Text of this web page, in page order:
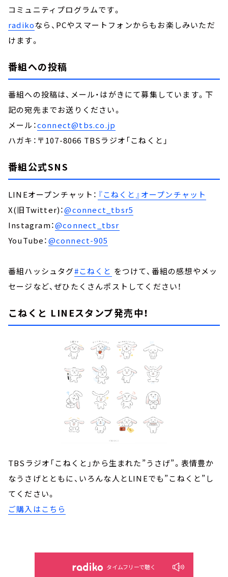
コミュニティプログラムです。
radikoなら、PCやスマートフォンからもお楽しみいただ
けます。
番組への投稿
番組への投稿は、メール・はがきにて募集しています。下
記の宛先までお送りください。
メール：connect@tbs.co.jp
ハガキ：〒107-8066 TBSラジオ「こねくと」
番組公式SNS
LINEオープンチャット： 『こねくと』オープンチャット
X(旧Twitter)：@connect_tbsr5
Instagram：@connect_tbsr
YouTube：@connect-905
番組ハッシュタグ#こねくと をつけて、番組の感想やメッ
セージなど、ぜひたくさんポストしてください！
こねくと LINEスタンプ発売中！
TBSラジオ「こねくと」から生まれた”うさげ”。表情豊か
なうさげとともに、いろんな人とLINEでも”こねくと”し
てください。
ご購入はこちら
タイムフリーで聴く